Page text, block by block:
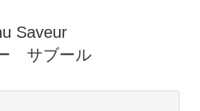
Saveur
サブール